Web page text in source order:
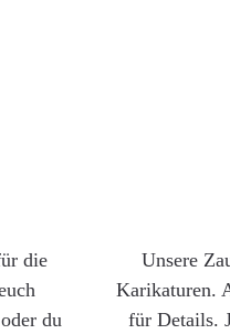
die
du
Unsere
Karikaturen.
für Details.